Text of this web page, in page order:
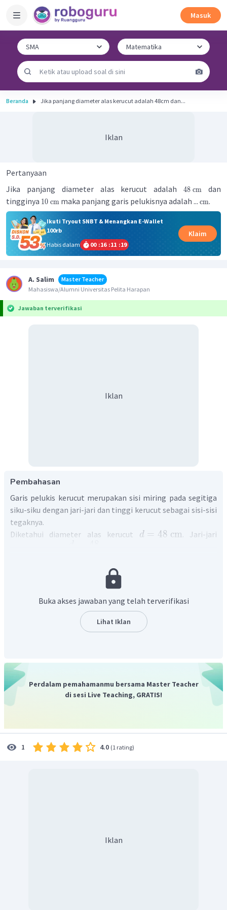
Masuk
Beranda Jika panjang diameter alas kerucut adalah 48cm dan...
Iklan
Pertanyaan
Jika panjang diameter alas kerucut adalah48 cm dan
tingginya 10 cm maka panjang garis pelukisnya adalah ... cm.
Ikuti Tryout SNBT & Menangkan E-Wallet
100rb
Habis dalam
00 :16 :11 :18
Klaim
A. Salim
Master Teacher
Mahasiswa/Alumni Universitas Pelita Harapan
Jawaban terverifikasi
Iklan
Pembahasan
Garis pelukis kerucut merupakan sisi miring pada segitiga
siku-siku dengan jari-jari dan tinggi kerucut sebagai sisi-sisi
tegaknya.
Diketahui diameter alas kerucut
d = 48 cm. Jari-jari
. Panjang sisi miring dapat dihitung
menggunakan rumus Pythagoras sebagai berikut,
Buka akses jawaban yang telah terverifikasi
Lihat Iklan
Perdalam pemahamanmu bersama Master Teacher
di sesi Live Teaching, GRATIS!
1 4.0 (1 rating)
Iklan